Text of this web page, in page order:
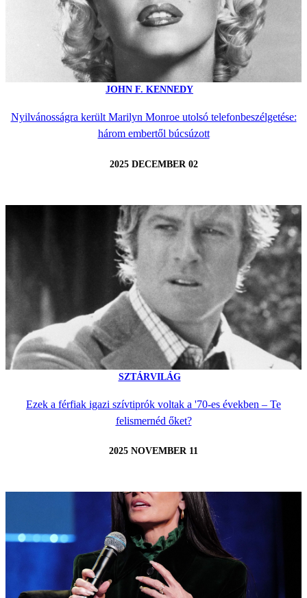
JOHN F. KENNEDY
Nyilvánosságra került Marilyn Monroe utolsó telefonbeszélgetése:
három embertől búcsúzott
2025 DECEMBER 02
SZTÁRVILÁG
Ezek a férfiak igazi szívtiprók voltak a '70-es években – Te
felismernéd őket?
2025 NOVEMBER 11